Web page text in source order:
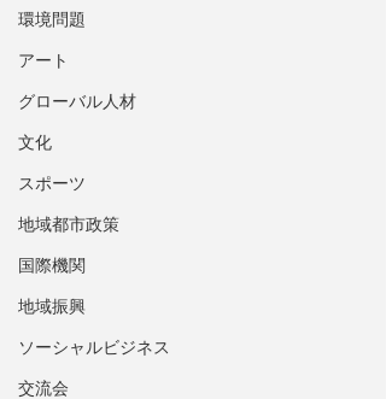
環境問題
アート
グローバル人材
文化
スポーツ
地域都市政策
国際機関
地域振興
ソーシャルビジネス
交流会